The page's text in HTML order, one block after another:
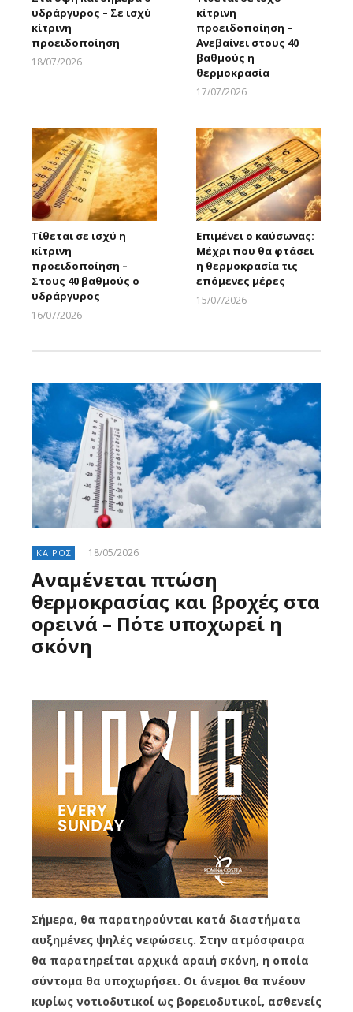
υδράργυρος – Σε ισχύ
κίτρινη
προειδοποίηση
18/07/2026
κίτρινη
προειδοποίηση –
Ανεβαίνει στους 40
βαθμούς η
θερμοκρασία
17/07/2026
Τίθεται σε ισχύ η
κίτρινη
προειδοποίηση –
Στους 40 βαθμούς ο
υδράργυρος
16/07/2026
Επιμένει ο καύσωνας:
Μέχρι που θα φτάσει
η θερμοκρασία τις
επόμενες μέρες
15/07/2026
ΚΑΙΡΟΣ 18/05/2026
Αναμένεται πτώση
θερμοκρασίας και βροχές στα
ορεινά – Πότε υποχωρεί η
σκόνη
Σήμερα, θα παρατηρούνται κατά διαστήματα
αυξημένες ψηλές νεφώσεις. Στην ατμόσφαιρα
θα παρατηρείται αρχικά αραιή σκόνη, η οποία
σύντομα θα υποχωρήσει. Οι άνεμοι θα πνέουν
κυρίως νοτιοδυτικοί ως βορειοδυτικοί, ασθενείς